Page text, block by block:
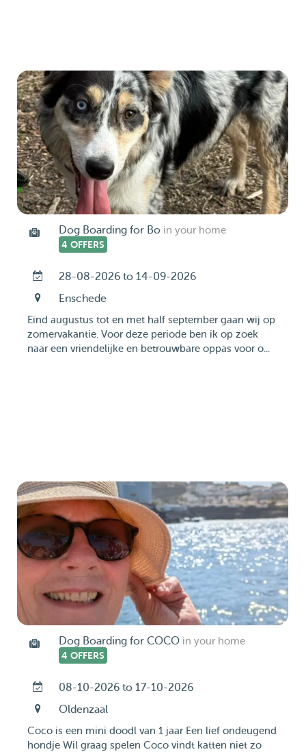
Dog Boarding for Bo in your home
4 OFFERS
28-08-2026 to 14-09-2026
Enschede
Eind augustus tot en met half september gaan wij op
zomervakantie. Voor deze periode ben ik op zoek
naar een vriendelijke en betrouwbare oppas voor o...
Dog Boarding for COCO in your home
4 OFFERS
08-10-2026 to 17-10-2026
Oldenzaal
Coco is een mini doodl van 1 jaar Een lief ondeugend
hondje Wil graag spelen Coco vindt katten niet zo